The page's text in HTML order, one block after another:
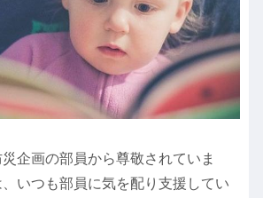
企画の部員から尊敬されていま
いつも部員に気を配り支援してい